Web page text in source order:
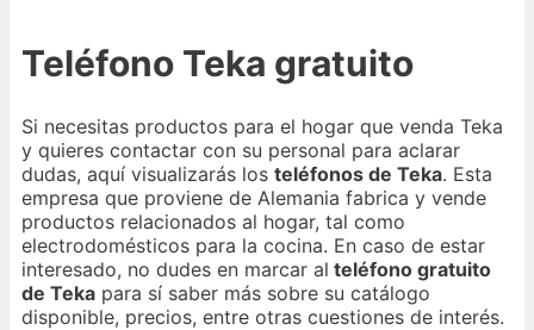
Teléfono Teka gratuito
Si necesitas productos para el hogar que venda Teka
y quieres contactar con su personal para aclarar
dudas, aquí visualizarás los teléfonos de Teka. Esta
empresa que proviene de Alemania fabrica y vende
productos relacionados al hogar, tal como
electrodomésticos para la cocina. En caso de estar
interesado, no dudes en marcar al teléfono gratuito
de Teka para sí saber más sobre su catálogo
disponible, precios, entre otras cuestiones de interés.